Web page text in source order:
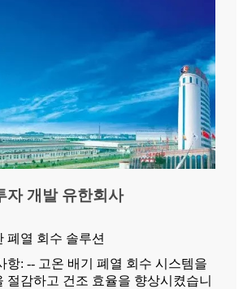
자 개발 유한회사
폐열 회수 솔루션
항: -- 고온 배기 폐열 회수 시스템을
절감하고 건조 효율을 향상시켰습니